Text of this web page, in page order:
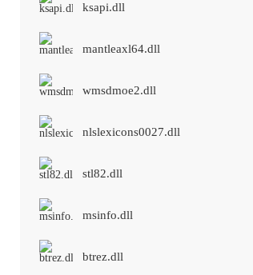
ksapi.dll
mantleaxl64.dll
wmsdmoe2.dll
nlslexicons0027.dll
stl82.dll
msinfo.dll
btrez.dll